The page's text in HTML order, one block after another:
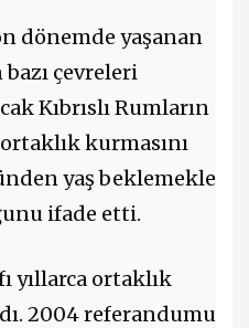
dönemde yaşanan
çevreleri
Kıbrıslı Rumların
kurmasını
yaş beklemekle
ifade etti.
yıllarca ortaklık
2004 referandumu